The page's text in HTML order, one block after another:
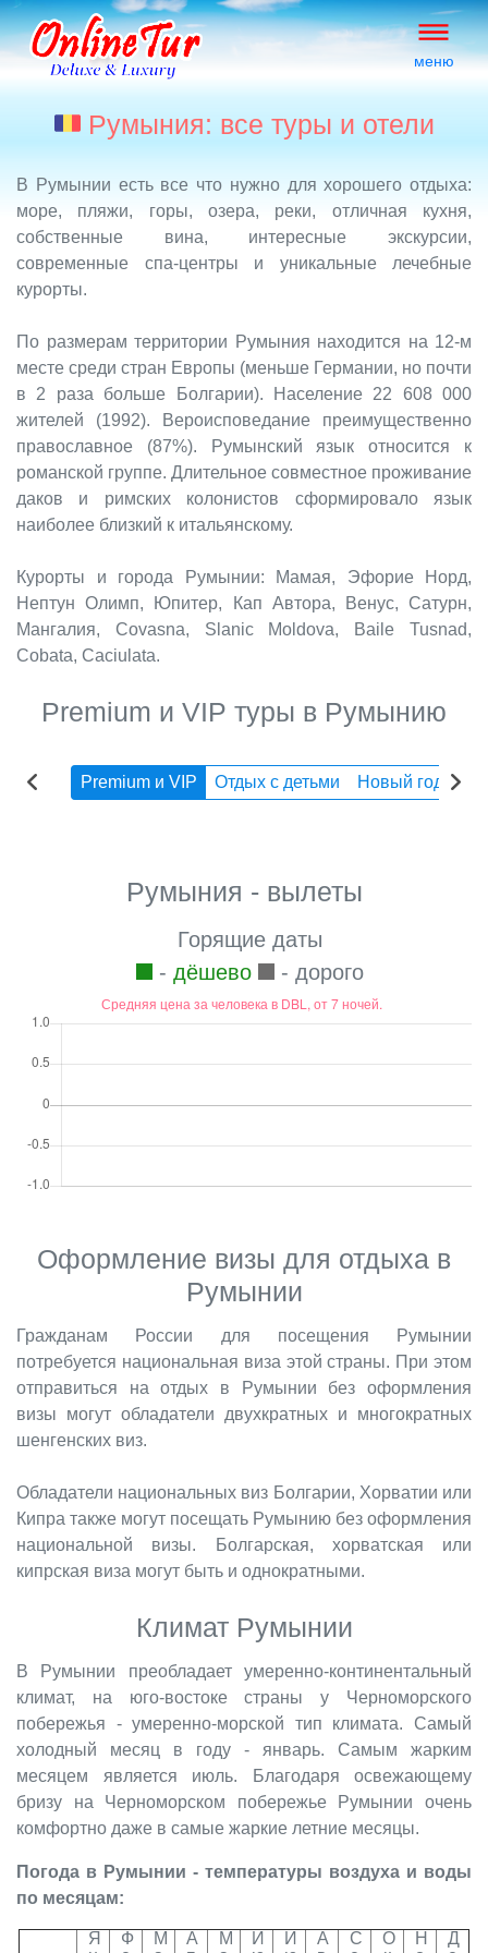
меню
Румыния: все туры и отели
В Румынии есть все что нужно для хорошего отдыха:
море, пляжи, горы, озера, реки, отличная кухня,
собственные вина, интересные экскурсии,
современные спа-центры и уникальные лечебные
курорты.
По размерам территории Румыния находится на 12-м
месте среди стран Европы (меньше Германии, но почти
в 2 раза больше Болгарии). Население 22 608 000
жителей (1992). Вероисповедание преимущественно
православное (87%). Румынский язык относится к
романской группе. Длительное совместное проживание
даков и римских колонистов сформировало язык
наиболее близкий к итальянскому.
Курорты и города Румынии: Мамая, Эфорие Норд,
Нептун Олимп, Юпитер, Кап Автора, Венус, Сатурн,
Мангалия, Covasna, Slanic Moldova, Baile Tusnad,
Cobata, Caciulata.
Premium и VIP туры в Румынию
Premium и VIP Отдых с детьми Новый год
Румыния - вылеты
Горящие даты
- дёшево - дорого
Оформление визы для отдыха в
Румынии
Гражданам России для посещения Румынии
потребуется национальная виза этой страны. При этом
отправиться на отдых в Румынии без оформления
визы могут обладатели двухкратных и многократных
шенгенских виз.
Обладатели национальных виз Болгарии, Хорватии или
Кипра также могут посещать Румынию без оформления
национальной визы. Болгарская, хорватская или
кипрская виза могут быть и однократными.
Климат Румынии
В Румынии преобладает умеренно-континентальный
климат, на юго-востоке страны у Черноморского
побережья - умеренно-морской тип климата. Самый
холодный месяц в году - январь. Самым жарким
месяцем является июль.
Благодаря освежающему
бризу на Черноморском побережье Румынии очень
комфортно даже в самые жаркие летние месяцы.
Погода в Румынии - температуры воздуха и воды
по месяцам:
Я
Ф
М
А
М
И
И
А
С
О
Н
Д